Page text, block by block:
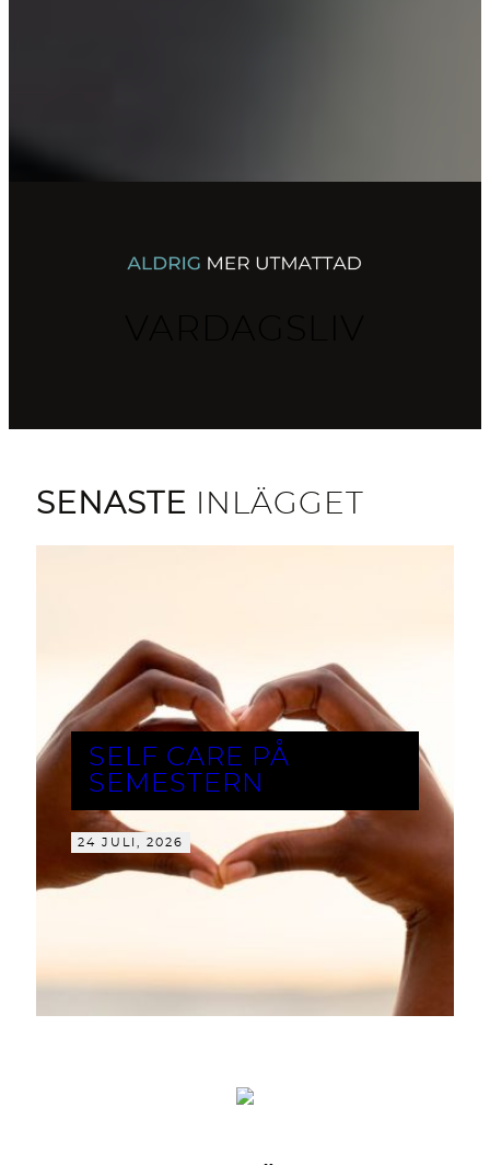
SENASTE INLÄGGET
SELF CARE PÅ
SEMESTERN
24 JULI, 2026